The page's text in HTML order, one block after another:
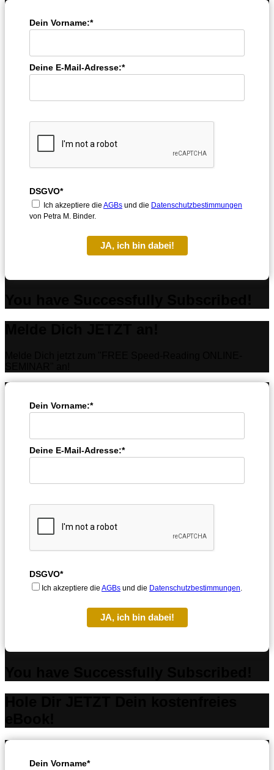
Dein Vorname:*
Deine E-Mail-Adresse:*
DSGVO*
Ich akzeptiere die AGBs und die Datenschutzbestimmungen
von Petra M. Binder.
JA, ich bin dabei!
Dein Vorname:*
Deine E-Mail-Adresse:*
DSGVO*
Ich akzeptiere die AGBs und die Datenschutzbestimmungen.
JA, ich bin dabei!
Dein Vorname*